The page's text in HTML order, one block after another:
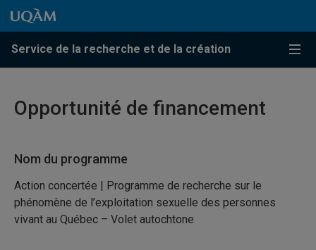
Passer au contenu
Accéder au menu principal
Accéder à la recherche
Passer au contenu
Accéder au menu principal
Service de la recherche et de la création
Menu
Opportunité de financement
Nom du programme
Action concertée | Programme de recherche sur le
phénomène de l’exploitation sexuelle des personnes
vivant au Québec – Volet autochtone